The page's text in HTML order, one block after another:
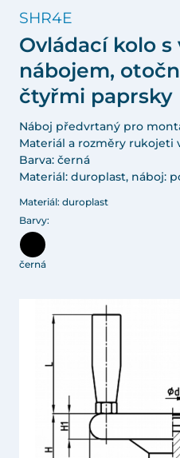
SHR4E
Ovládací kolo
nábojem,
čtyřmi paprsky
Náboj předvrtaný pro
Materiál a rozměry rukojeti
Barva: černá
Materiál: duroplast, náboj:
Materiál: duroplast
Barvy:
černá